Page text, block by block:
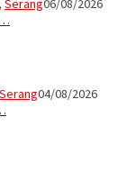
, Serang06/08/2026
Serang04/08/2026